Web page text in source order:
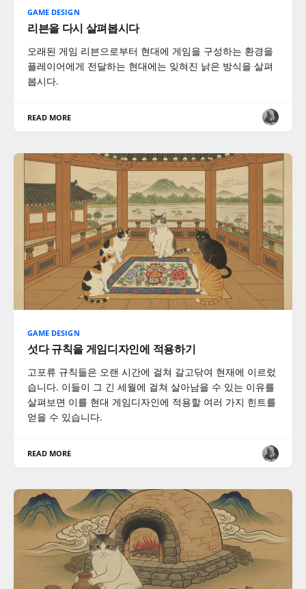
GAME DESIGN
리븐을 다시 살펴봅시다
오래된 게임 리븐으로부터 현대에 게임을 구성하는 환경을
플레이어에게 전달하는 현대에는 잊혀진 낡은 방식을 살펴
봅시다.
READ MORE
GAME DESIGN
섯다 규칙을 게임디자인에 적용하기
고포류 규칙들은 오랜 시간에 걸쳐 갈고닦여 현재에 이르렀
습니다. 이들이 그 긴 세월에 걸쳐 살아남을 수 있는 이유를
살펴보면 이를 현대 게임디자인에 적용할 여러 가지 힌트를
얻을 수 있습니다.
READ MORE